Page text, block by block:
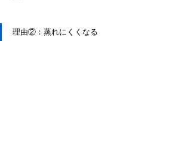
理由②：蒸れにくくなる